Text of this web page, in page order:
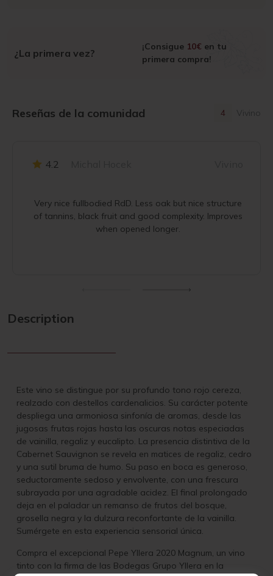
¿La primera vez?
¡Consigue 10€ en tu
primera compra!
Reseñas de la comunidad 4 Vivino
4.2
Very nice fullbodied RdD. Less oak but nice structure
of tannins, black fruit and good complexity. Improves
when opened longer.
Description
Este vino se distingue por su profundo tono rojo cereza,
realzado con destellos cardenalicios. Su carácter potente
despliega una armoniosa sinfonía de aromas, desde las
jugosas frutas rojas hasta las oscuras notas especiadas
de vainilla, regaliz y eucalipto. La presencia distintiva de la
Cabernet Sauvignon se revela en matices de regaliz, cedro
y una sutil bruma de humo. Su paso en boca es generoso,
seductoramente sedoso y envolvente, con una frescura
subrayada por una agradable acidez. El final prolongado
deja en el paladar un remanso de frutos del bosque,
grosella negra y la dulzura reconfortante de la vainilla.
Sumérgete en esta experiencia sensorial única.
Compra el excepcional Pepe Yllera 2020 Magnum, un vino
tinto con la firma de las Bodegas Grupo Yllera en la